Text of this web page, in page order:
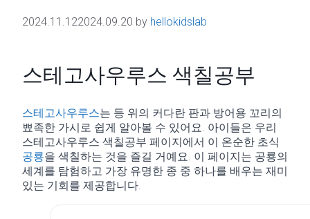
2024.11.122024.09.20 by hellokidslab
스테고사우루스 색칠공부
스테고사우루스는 등 위의 커다란 판과 방어용 꼬리의
뾰족한 가시로 쉽게 알아볼 수 있어요. 아이들은 우리
스테고사우루스 색칠공부 페이지에서 이 온순한 초식
공룡을 색칠하는 것을 즐길 거예요. 이 페이지는 공룡의
세계를 탐험하고 가장 유명한 종 중 하나를 배우는 재미
있는 기회를 제공합니다.